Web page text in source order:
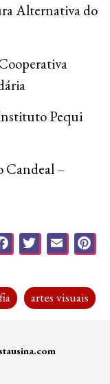
Alternativa do
Pequi
Candeal –
Facebook
Twitter
artes visuais